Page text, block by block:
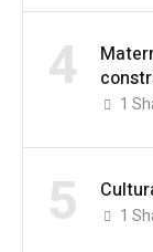
4 1
5 1